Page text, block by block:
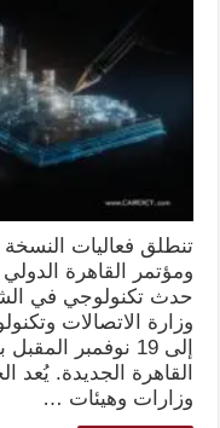
تنطلق فعاليات
حدث تكنولوجي في
إلى 19 نوفمبر
القاهرة الجديدة. يُعد
وزارات وهيئات …